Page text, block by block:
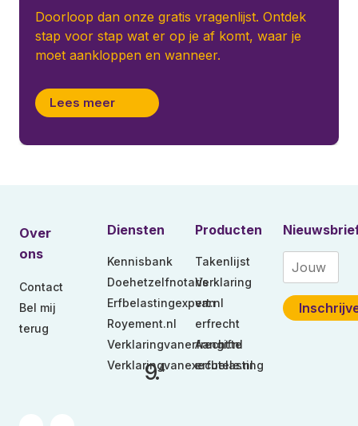
Doorloop dan onze gratis vragenlijst. Ontdek
stap voor stap wat er op je af komt, waar je
moet aankloppen en wanneer.
Lees meer
Over
ons
Contact
Bel mij
terug
9.4
Diensten
Kennisbank
Doehetzelfnotaris
Erfbelastingexpert.nl
Royement.nl
Verklaringvanerfrecht.nl
Verklaringvanexecutele.nl
Producten
Takenlijst
Verklaring
van
erfrecht
Aangifte
erfbelasting